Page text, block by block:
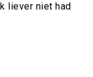
liever niet had